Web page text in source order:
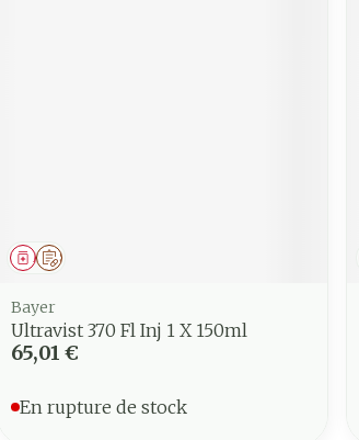
Sur prescription
Médicament
Bayer
Ultravist 370 Fl Inj 1 X 150ml
65,01 €
En rupture de stock